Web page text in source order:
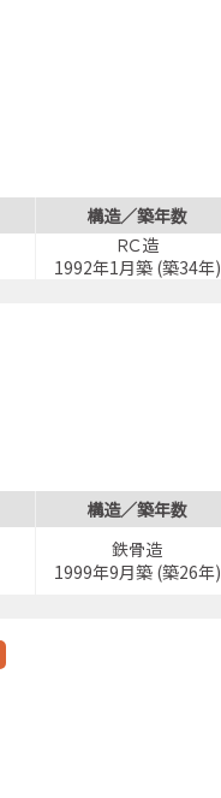
構造／築年数
ＲＣ造
1992年1月築 (築34年)
構造／築年数
鉄骨造
1999年9月築 (築26年)